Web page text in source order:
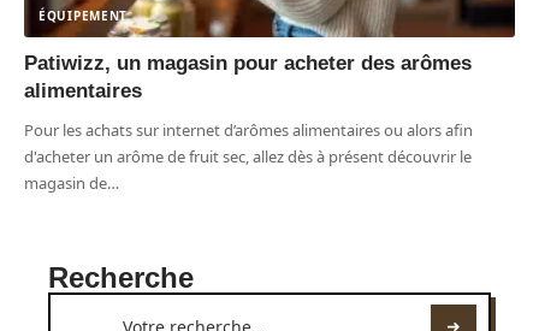
ÉQUIPEMENT
Patiwizz, un magasin pour acheter des arômes
alimentaires
Pour les achats sur internet d’arômes alimentaires ou alors afin
d'acheter un arôme de fruit sec, allez dès à présent découvrir le
magasin de…
Recherche